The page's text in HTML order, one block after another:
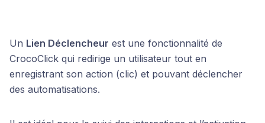
Un Lien Déclencheur est une fonctionnalité de
CrocoClick qui redirige un utilisateur tout en
enregistrant son action (clic) et pouvant déclencher
des automatisations.